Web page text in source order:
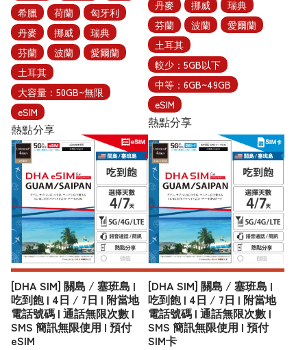
希臘
荷蘭
匈牙利
丹麥
挪威
瑞典
芬蘭
波蘭
愛爾蘭
土耳其
大容量：50GB~無限
eSIM
熱點分享
丹麥
挪威
瑞典
芬蘭
波蘭
愛爾蘭
土耳其
較少：5GB以下
中等：6GB~49GB
eSIM
熱點分享
[DHA SIM] 關島 / 塞班島 |
吃到飽 | 4日 / 7日 | 附當地
電話號碼 | 通話無限次數 |
SMS 簡訊無限使用 | 預付
eSIM
[DHA SIM] 關島 / 塞班島 |
吃到飽 | 4日 / 7日 | 附當地
電話號碼 | 通話無限次數 |
SMS 簡訊無限使用 | 預付
SIM卡